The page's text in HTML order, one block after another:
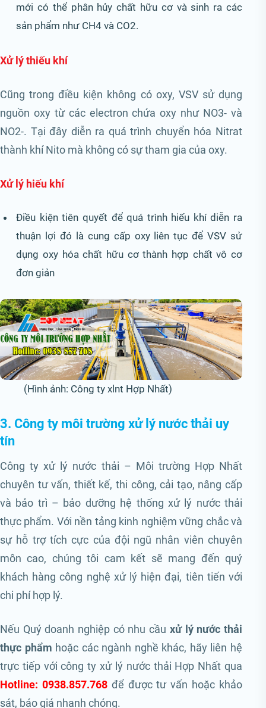
mới có thể phân hủy chất hữu cơ và sinh ra các
sản phẩm như CH4 và CO2.
Xử lý thiếu khí
Cũng trong điều kiện không có oxy, VSV sử dụng
nguồn oxy từ các electron chứa oxy như NO3- và
NO2-. Tại đây diễn ra quá trình chuyển hóa Nitrat
thành khí Nito mà không có sự tham gia của oxy.
Xử lý hiếu khí
Điều kiện tiên quyết để quá trình hiếu khí diễn ra
thuận lợi đó là cung cấp oxy liên tục để VSV sử
dụng oxy hóa chất hữu cơ thành hợp chất vô cơ
đơn giản
(Hình ảnh: Công ty xlnt Hợp Nhất)
3. Công ty môi trường xử lý nước thải uy
tín
Công ty xử lý nước thải – Môi trường Hợp Nhất
chuyên tư vấn, thiết kế, thi công, cải tạo, nâng cấp
và bảo trì – bảo dưỡng hệ thống xử lý nước thải
thực phẩm. Với nền tảng kinh nghiệm vững chắc và
sự hỗ trợ tích cực của đội ngũ nhân viên chuyên
môn cao, chúng tôi cam kết sẽ mang đến quý
khách hàng công nghệ xử lý hiện đại, tiên tiến với
chi phí hợp lý.
Nếu Quý doanh nghiệp có nhu cầu xử lý nước thải
thực phẩm hoặc các ngành nghề khác, hãy liên hệ
trực tiếp với công ty xử lý nước thải Hợp Nhất qua
Hotline: 0938.857.768để được tư vấn hoặc khảo
sát, báo giá nhanh chóng.